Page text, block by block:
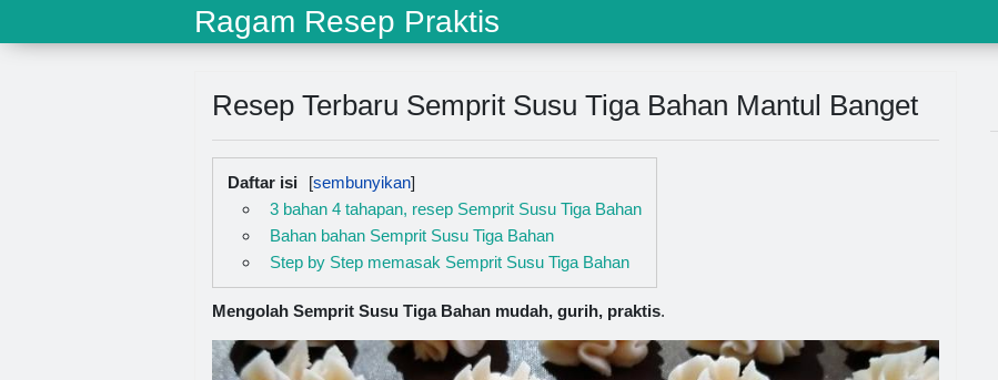
Ragam Resep Praktis
Resep Terbaru Semprit Susu Tiga Bahan Mantul Banget
Daftar isi
3 bahan 4 tahapan, resep Semprit Susu Tiga Bahan
Bahan bahan Semprit Susu Tiga Bahan
Step by Step memasak Semprit Susu Tiga Bahan
Mengolah Semprit Susu Tiga Bahan mudah, gurih, praktis.